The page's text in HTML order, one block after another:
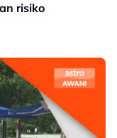
risiko